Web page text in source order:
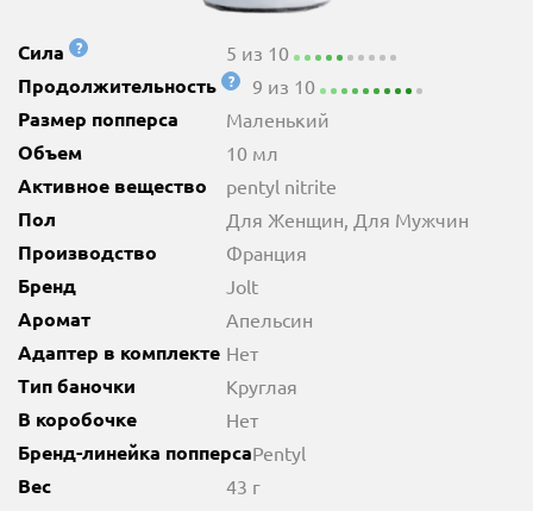
Сила ? 5 из 10
Продолжительность ? 9 из 10
Размер попперса Маленький
Объем 10 мл
Активное вещество pentyl nitrite
Пол Для Женщин, Для Мужчин
Производство Франция
Бренд Jolt
Аромат Апельсин
Адаптер в комплекте Нет
Тип баночки Круглая
В коробочке Нет
Бренд-линейка попперсаPentyl
Вес 43 г